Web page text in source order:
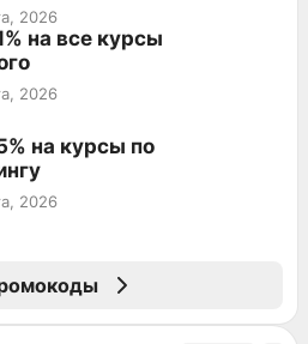
2026
на все курсы
2026
на курсы по
2026